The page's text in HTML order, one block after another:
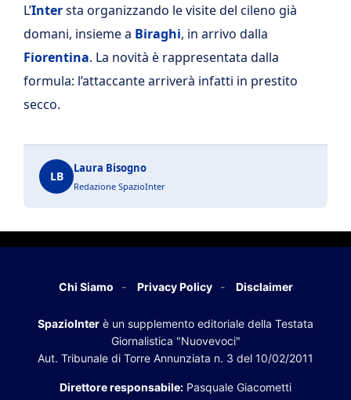
L’Intersta organizzando le visite del cileno già
domani, insieme a Biraghi, in arrivo dalla
Fiorentina. La novità è rappresentata dalla
formula: l’attaccante arriverà infatti in prestito
secco.
LB
Laura Bisogno
Redazione SpazioInter
Chi Siamo Privacy Policy Disclaimer
SpazioInter è un supplemento editoriale della Testata
Giornalistica "Nuovevoci"
Aut. Tribunale di Torre Annunziata n. 3 del 10/02/2011
Direttore responsabile: Pasquale Giacometti